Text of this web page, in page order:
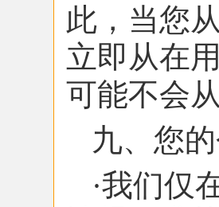
此，当您
立即从在
可能不会
九、您
·我们仅